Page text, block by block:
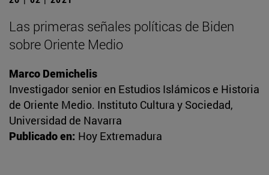
Las primeras señales políticas de Biden
sobre Oriente Medio
Marco Demichelis
Investigador senior en Estudios Islámicos e Historia
de Oriente Medio. Instituto Cultura y Sociedad,
Universidad de Navarra
Publicado en: Hoy Extremadura